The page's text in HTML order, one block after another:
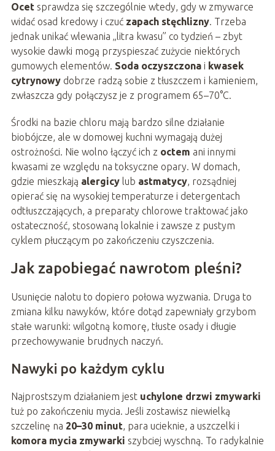
Ocetsprawdza się szczególnie wtedy, gdy w zmywarce
widać osad kredowy i czuć zapach stęchlizny. Trzeba
jednak unikać wlewania „litra kwasu” co tydzień – zbyt
wysokie dawki mogą przyspieszać zużycie niektórych
gumowych elementów. Soda oczyszczonai kwasek
cytrynowydobrze radzą sobie z tłuszczem i kamieniem,
zwłaszcza gdy połączysz je z programem 65–70°C.
Środki na bazie chloru mają bardzo silne działanie
biobójcze, ale w domowej kuchni wymagają dużej
ostrożności. Nie wolno łączyć ich z octem ani innymi
kwasami ze względu na toksyczne opary. W domach,
gdzie mieszkają alergicylub astmatycy, rozsądniej
opierać się na wysokiej temperaturze i detergentach
odtłuszczających, a preparaty chlorowe traktować jako
ostateczność, stosowaną lokalnie i zawsze z pustym
cyklem płuczącym po zakończeniu czyszczenia.
Jak zapobiegać nawrotom pleśni?
Usunięcie nalotu to dopiero połowa wyzwania. Druga to
zmiana kilku nawyków, które dotąd zapewniały grzybom
stałe warunki: wilgotną komorę, tłuste osady i długie
przechowywanie brudnych naczyń.
Nawyki po każdym cyklu
Najprostszym działaniem jest uchylone drzwi zmywarki
tuż po zakończeniu mycia. Jeśli zostawisz niewielką
szczelinę na 20–30 minut, para ucieknie, a uszczelki i
komora mycia zmywarki szybciej wyschną. To radykalnie